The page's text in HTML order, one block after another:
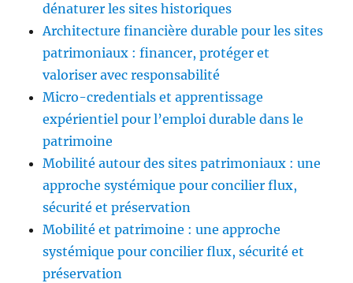
dénaturer les sites historiques
Architecture financière durable pour les sites
patrimoniaux : financer, protéger et
valoriser avec responsabilité
Micro-credentials et apprentissage
expérientiel pour l’emploi durable dans le
patrimoine
Mobilité autour des sites patrimoniaux : une
approche systémique pour concilier flux,
sécurité et préservation
Mobilité et patrimoine : une approche
systémique pour concilier flux, sécurité et
préservation